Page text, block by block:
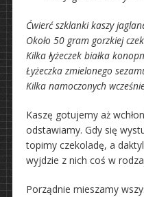
Ćwierć szklanki kaszy
Około 50 gram gorzkiej
Kilka łyżeczek białka
Łyżeczka zmielonego
Kilka namoczonych
Kaszę gotujemy aż
odstawiamy. Gdy się
topimy czekoladę, a
wyjdzie z nich coś w
Porządnie mieszamy